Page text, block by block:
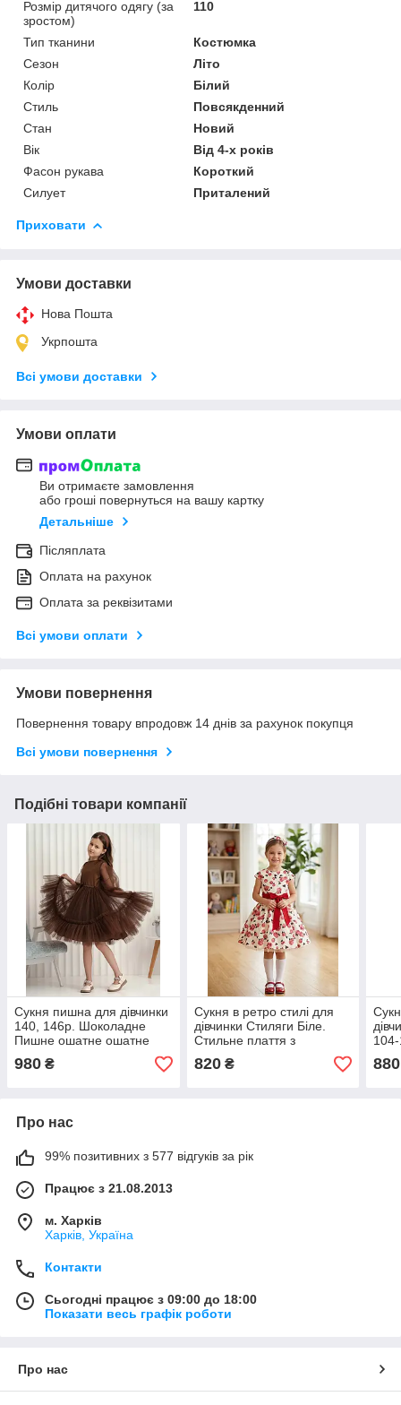
Розмір дитячого одягу (за
зростом)
110
Тип тканини
Костюмка
Сезон
Літо
Колір
Білий
Стиль
Повсякденний
Стан
Новий
Вік
Від 4-х років
Фасон рукава
Короткий
Силует
Приталений
Приховати
Умови доставки
Нова Пошта
Укрпошта
Всі умови доставки
Умови оплати
Ви отримаєте замовлення
або гроші повернуться на вашу картку
Детальніше
Післяплата
Оплата на рахунок
Оплата за реквізитами
Всі умови оплати
Умови повернення
Повернення товару впродовж 14 днів за рахунок покупця
Всі умови повернення
Подібні товари компанії
Сукня пишна для дівчинки
140, 146р. Шоколадне
Пишне ошатне ошатне
фатинове плаття
980 ₴
Сукня в ретро стилі для
дівчинки Стиляги Біле.
Стильне плаття з
Ошатне плаття
820₴ 880
Про нас
99% позитивних з 577 відгуків за рік
Працює з 21.08.2013
м. Харків
Харків, Україна
Контакти
Сьогодні працює з 09:00 до 18:00
Показати весь графік роботи
Про нас